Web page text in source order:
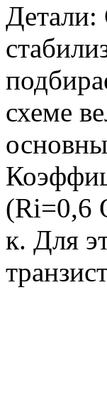
схеме
(Ri=0,6
к. Для